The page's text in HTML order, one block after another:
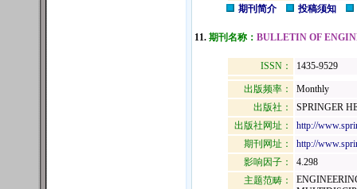
期刊简介
投稿须知
11. 期刊名称： BULLETIN OF
ISSN： 1435-9529
出版频率：
Monthly
出版社：
SPRINGER
出版社网址：
http://
期刊网址：
http://
影响因子：
4.298
主题范畴：